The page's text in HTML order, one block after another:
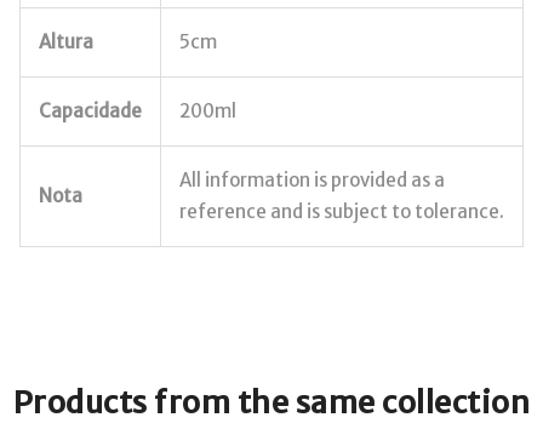
Altura 5cm
Capacidade 200ml
Nota
All information is provided as a
reference and is subject to tolerance.
Products from the same collection